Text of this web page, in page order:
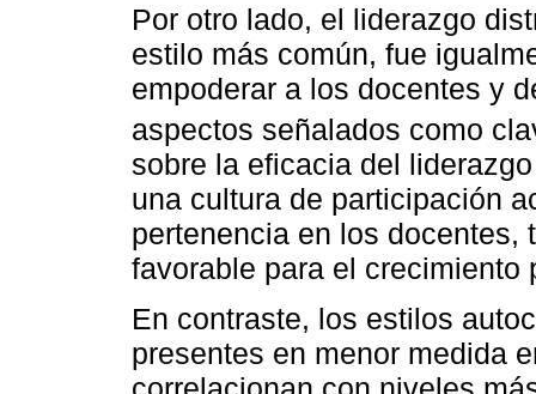
Por otro lado, el liderazgo
estilo más común, fue
empoderar a los docentes y
aspectos señalados como
sobre la eficacia del
una cultura de participación
pertenencia en los docentes,
favorable para el crecimiento
En contraste, los estilos
presentes en menor medida